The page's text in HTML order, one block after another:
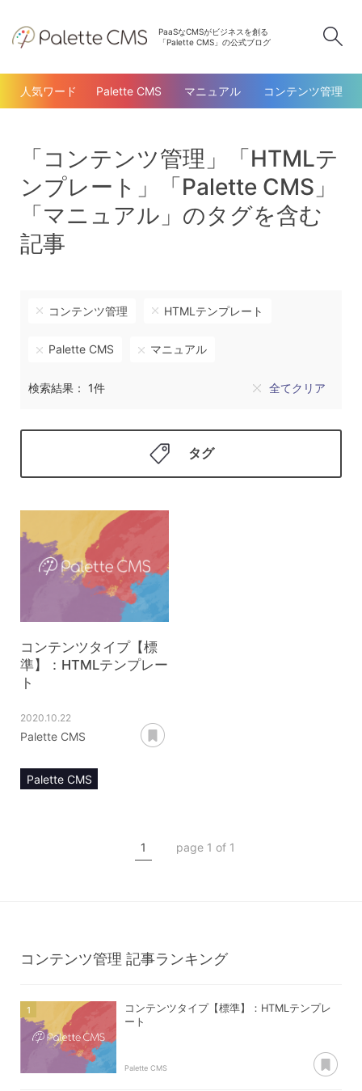
PaaSなCMSがビジネスを創る
「Palette CMS」の公式ブログ
人気ワード Palette CMS マニュアル コンテンツ管理
「コンテンツ管理」「HTMLテ
ンプレート」「Palette CMS」
「マニュアル」のタグを含む
記事
コンテンツ管理 HTMLテンプレート
Palette CMS マニュアル
検索結果： 1件 全てクリア
タグ
コンテンツタイプ【標
準】：HTMLテンプレー
ト
2020.10.22
Palette CMS
Palette CMS
コンテンツタイプ【標準】
1 page 1 of 1
コンテンツ管理 記事ランキング
コンテンツタイプ【標準】：HTMLテンプレ
ート
Palette CMS